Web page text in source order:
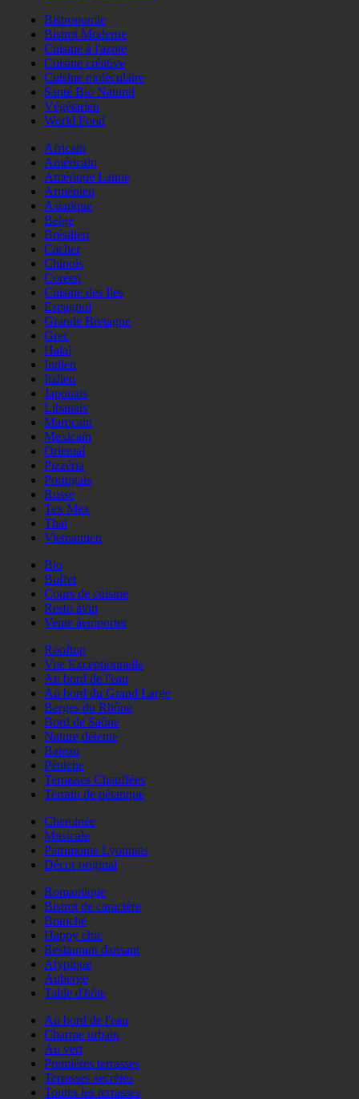
Bistronomie
Bistrot Moderne
Cuisine à l'azote
Cuisine créative
Cuisine moléculaire
Santé Bio Naturel
Végétarien
World Food
Africain
Américain
Amérique Latine
Arménien
Asiatique
Belge
Brésilien
Cacher
Chinois
Coréen
Cuisine des Iles
Espagnol
Grande Bretagne
Grec
Halal
Indien
Italien
Japonais
Libanais
Marocain
Mexicain
Oriental
Pizzéria
Portugais
Russe
Tex Mex
Thaï
Vietnamien
Bio
Buffet
Cours de cuisine
Resto àvin
Vente àemporter
Rooftop
Vue Exceptionnelle
Au bord de l'eau
Au bord du Grand Large
Berges du Rhône
Bord de Saône
Nature détente
Bateau
Péniche
Terrasses Chauffées
Terrain de pétanque
Cheminée
Musicale
Patrimoine Lyonnais
Décor original
Romantique
Bistrot de caractère
Branché
Happy chic
Restaurant dansant
Atypique
Auberge
Table d'hôte
Au bord de l'eau
Charme urbain
Au vert
Premières terrasses
Terrasses secrètes
Toutes les terrasses